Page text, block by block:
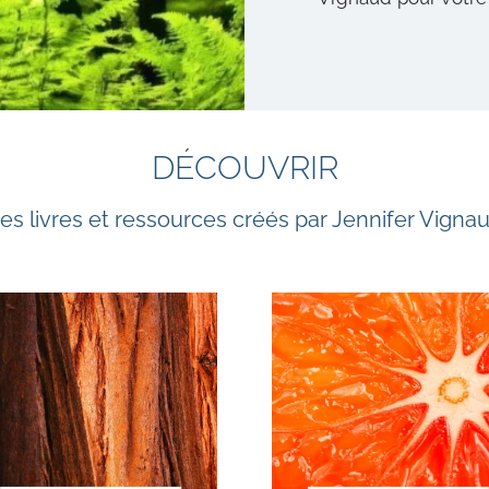
DÉCOUVRIR
livres et ressources créés par Jennifer